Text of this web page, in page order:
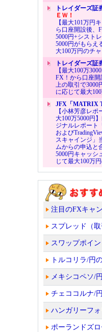
トレイダーズ証
ＥＷ！
【最大101万円
ら口座開設後、
5000円+シスト
5000円がもらえ
大100万円のチャ
トレイダーズ証
【最大100万
FX！から口座
上の取引で
に応じて最大
JFX「MATRIX
【小林芳彦レポ
大100万5000円
ジナルレポート
および
スキャインジ」
ムからの申込と
5000円キャッシ
じて最大100万
注目のFXキャ
スプレッド（取
スワップポイン
トルコリラ/円
メキシコペソ/
チェココルナ/
ハンガリーフ
ポーランドズ